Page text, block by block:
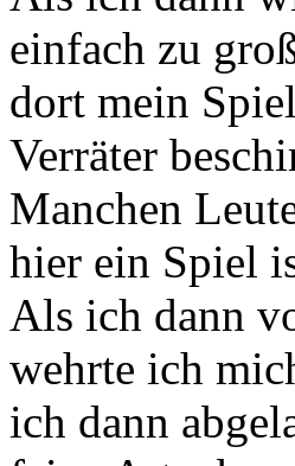
einfach zu
dort mein
Verräter
Manchen
hier ein Spiel
Als ich dann
wehrte ich
ich dann